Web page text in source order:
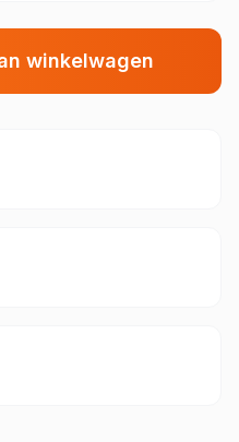
winkelwagen